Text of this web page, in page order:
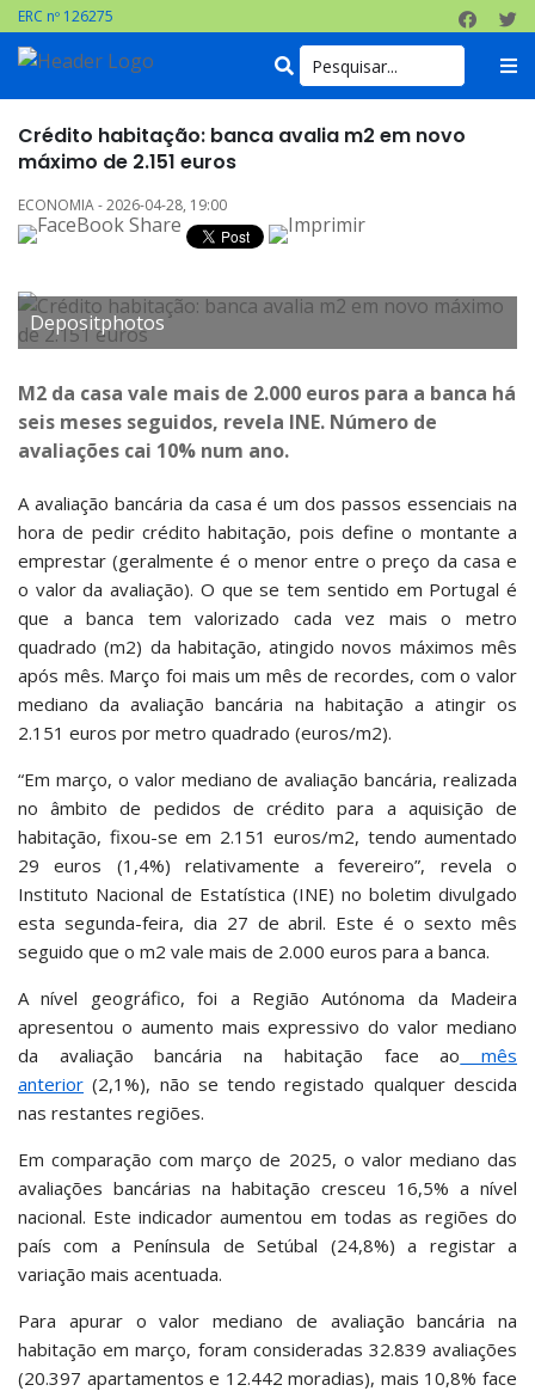
ERC nº 126275
Crédito habitação: banca avalia m2 em novo
máximo de 2.151 euros
ECONOMIA - 2026-04-28, 19:00
Depositphotos
M2 da casa vale mais de 2.000 euros para a banca há
seis meses seguidos, revela INE. Número de
avaliações cai 10% num ano.
A avaliação bancária da casa é um dos passos essenciais na
hora de pedir crédito habitação, pois define o montante a
emprestar (geralmente é o menor entre o preço da casa e
o valor da avaliação). O que se tem sentido em Portugal é
que a banca tem valorizado cada vez mais o metro
quadrado (m2) da habitação, atingido novos máximos mês
após mês. Março foi mais um mês de recordes, com o valor
mediano da avaliação bancária na habitação a atingir os
2.151 euros por metro quadrado (euros/m2).
“Em março, o valor mediano de avaliação bancária, realizada
no âmbito de pedidos de crédito para a aquisição de
habitação, fixou-se em 2.151 euros/m2, tendo aumentado
29 euros (1,4%) relativamente a fevereiro”, revela o
Instituto Nacional de Estatística (INE) no boletim divulgado
esta segunda-feira, dia 27 de abril. Este é o sexto mês
seguido que o m2 vale mais de 2.000 euros para a banca.
A nível geográfico, foi a Região Autónoma da Madeira
apresentou o aumento mais expressivo do valor mediano
da avaliação bancária na habitação face ao mês
anterior (2,1%), não se tendo registado qualquer descida
nas restantes regiões.
Em comparação com março de 2025, o valor mediano das
avaliações bancárias na habitação cresceu 16,5% a nível
nacional. Este indicador aumentou em todas as regiões do
país com a Península de Setúbal (24,8%) a registar a
variação mais acentuada.
Para apurar o valor mediano de avaliação bancária na
habitação em março, foram consideradas 32.839 avaliações
(20.397 apartamentos e 12.442 moradias), mais 10,8% face